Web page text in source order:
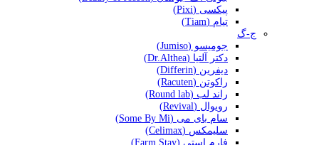
پیکسی (Pixi)
تیام (Tiam)
ج-گ
جومیسو (Jumiso)
دکتر آلتیا (Dr.Althea)
دیفرین (Differin)
راکوتن (Racuten)
راند لب (Round lab)
رویوال (Revival)
سام بای می (Some By Mi)
سلیمکس (Celimax)
فارم استی (Farm Stay)